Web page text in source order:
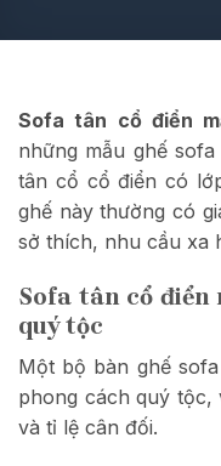
Sofa tân cổ điển
những mẫu ghế
tân cổ cổ điển có
ghế này thường có
sở thích, nhu cầu xa
Sofa tân cổ
quý tộc
Một bộ bàn ghế
phong cách quý tộc,
và tỉ lệ cân đối.